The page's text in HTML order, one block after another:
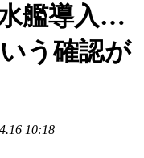
水艦導入…
う確認が
10:18